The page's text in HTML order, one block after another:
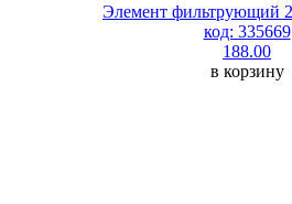
Элемент фильтрующий
код: 335669
188.00
в корзину